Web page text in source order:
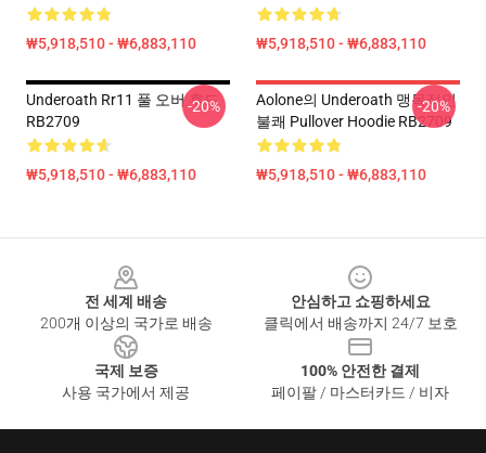
₩5,918,510 - ₩6,883,110 ₩5,918,510 - ₩6,883,110
Underoath Rr11 풀 오버 후드
RB2709
₩5,918,510 - ₩6,883,110
-20%
Aolone의 Underoath 맹목적인
불쾌 Pullover Hoodie RB2709
₩5,918,510 - ₩6,883,110
-20%
전 세계 배송
200개 이상의 국가로 배송
안심하고 쇼핑하세요
클릭에서 배송까지 24/7 보호
국제 보증
사용 국가에서 제공
100% 안전한 결제
페이팔 / 마스터카드 / 비자